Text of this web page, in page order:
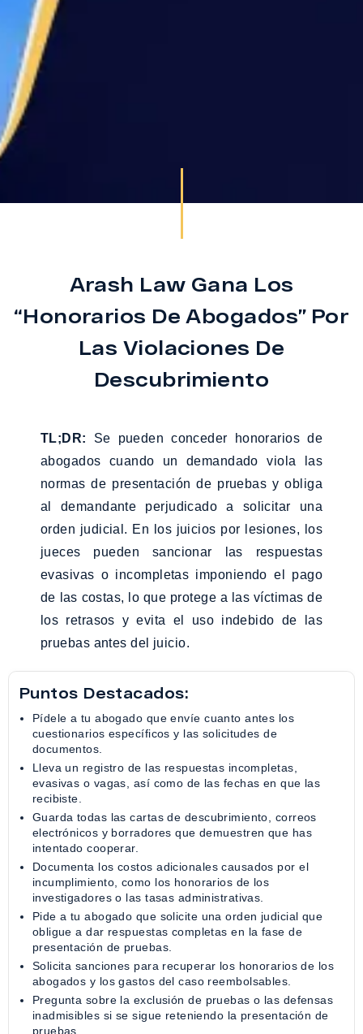
Arash Law Gana Los
“Honorarios De Abogados” Por
Las Violaciones De
Descubrimiento
TL;DR: Se pueden conceder honorarios de
abogados cuando un demandado viola las
normas de presentación de pruebas y obliga
al demandante perjudicado a solicitar una
orden judicial. En los juicios por lesiones, los
jueces pueden sancionar las respuestas
evasivas o incompletas imponiendo el pago
de las costas, lo que protege a las víctimas de
los retrasos y evita el uso indebido de las
pruebas antes del juicio.
Puntos Destacados:
Pídele a tu abogado que envíe cuanto antes los
cuestionarios específicos y las solicitudes de
documentos.
Lleva un registro de las respuestas incompletas,
evasivas o vagas, así como de las fechas en que las
recibiste.
Guarda todas las cartas de descubrimiento, correos
electrónicos y borradores que demuestren que has
intentado cooperar.
Documenta los costos adicionales causados por el
incumplimiento, como los honorarios de los
investigadores o las tasas administrativas.
Pide a tu abogado que solicite una orden judicial que
obligue a dar respuestas completas en la fase de
presentación de pruebas.
Solicita sanciones para recuperar los honorarios de los
abogados y los gastos del caso reembolsables.
Pregunta sobre la exclusión de pruebas o las defensas
inadmisibles si se sigue reteniendo la presentación de
pruebas.